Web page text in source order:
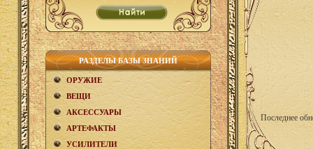
РАЗДЕЛЫ БАЗЫ ЗНАНИЙ
ОРУЖИЕ
ВЕЩИ
АКCЕСCУАРЫ
АРТЕФАКТЫ
УСИЛИТЕЛИ
Последнее